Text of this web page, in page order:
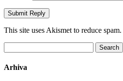
This site uses Akismet to reduce spam.
for:
Arhiva